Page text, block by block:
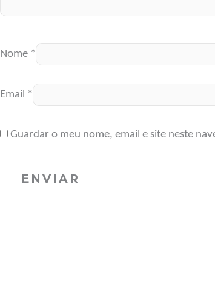
Nome *
Email *
Guardar o meu nome, email e site neste